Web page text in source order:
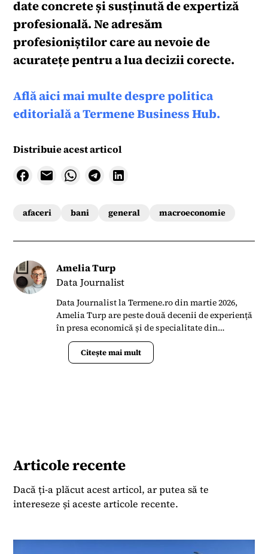
date concrete și susținută de expertiză
profesională. Ne adresăm
profesioniștilor care au nevoie de
acuratețe pentru a lua decizii corecte.
Află aici mai multe despre politica
editorială a Termene Business Hub.
Distribuie acest articol
afaceri bani general macroeconomie
Amelia Turp
Data Journalist
Data Journalist la Termene.ro din martie 2026,
Amelia Turp are peste două decenii de experiență
în presa economică și de specialitate din
România. Din 2022 până în 2026 a colaborat cu
Forbes România, unde a scris articole și analize
despre piața imobiliară, construcții, farma și
început în anii ’90, lucrând pentru publicații
Media Group (Business Review), iar ulterior a
colaborat cu publicații internaționale, inclusiv
Group.
Citește mai mult
Articole recente
Dacă ți-a plăcut acest articol, ar putea să te
intereseze și aceste articole recente.